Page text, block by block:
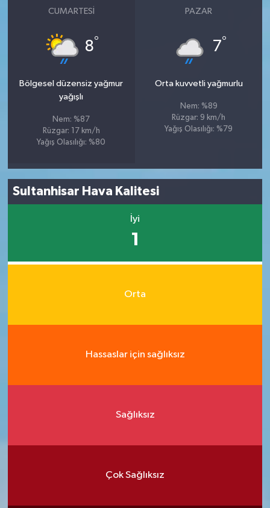
CUMARTESI
8°
Bölgesel düzensiz yağmur
yağışlı
Nem: %87
Rüzgar: 17 km/h
Yağış Olasılığı: %80
PAZAR
7°
Orta kuvvetli yağmurlu
Nem: %89
Rüzgar: 9 km/h
Yağış Olasılığı: %79
Sultanhisar Hava Kalitesi
İyi
1
Orta
Hassaslar için sağlıksız
Sağlıksız
Çok Sağlıksız